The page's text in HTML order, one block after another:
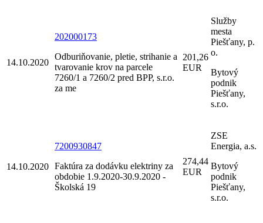
14.10.2020
202000173
Odburiňovanie, pletie, strihanie a
tvarovanie krov na parcele
7260/1 a 7260/2 pred BPP, s.r.o.
za me
201,26
EUR
Služby
mesta
Piešťany, p.
o.
Bytový
podnik
Piešťany,
s.r.o.
14.10.2020
7200930847
Faktúra za dodávku elektriny za
obdobie 1.9.2020-30.9.2020 -
Školská 19
274,44
EUR
ZSE
Energia, a.s.
Bytový
podnik
Piešťany,
s.r.o.